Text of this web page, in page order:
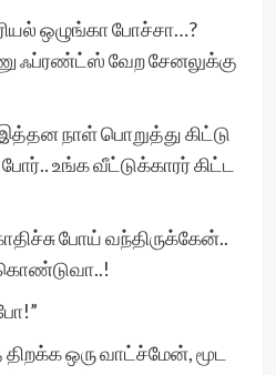
ஒழுங்கா போச்சா…?
ஃப்ரண்ட்ஸ் வேற சேனலுக்கு
நாள் பொறுத்து கிட்டு
உங்க வீட்டுக்காரர் கிட்ட
போய் வந்திருக்கேன்..
கொண்டுவா..!
ஒரு வாட்ச்மேன், மூட